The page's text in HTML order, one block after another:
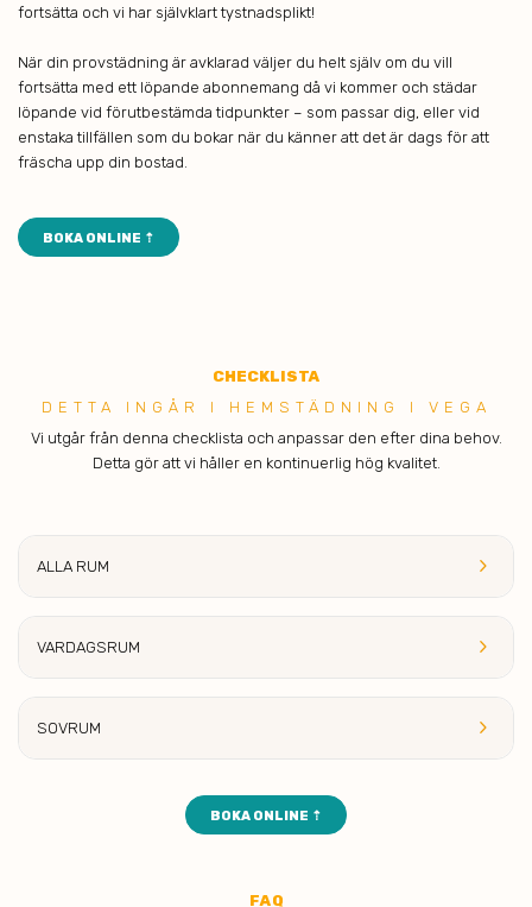
fortsätta och vi har självklart tystnadsplikt!
När din provstädning är avklarad väljer du helt själv om du vill
fortsätta med ett löpande abonnemang då vi kommer och städar
löpande vid förutbestämda tidpunkter – som passar dig, eller vid
enstaka tillfällen som du bokar när du känner att det är dags för att
fräscha upp din bostad.
BOKA ONLINE ⇡
CHECKLISTA
DETTA INGÅR I H EMSTÄDNING I VEGA
Vi utgår från denna checklista och anpassar den efter dina behov.
Detta gör att vi håller en kontinuerlig hög kvalitet.
keyboard_arrow_right
ALLA RUM
keyboard_arrow_right
VARDAGSRUM
keyboard_arrow_right
SOVRUM
BOKA ONLINE ⇡
FAQ